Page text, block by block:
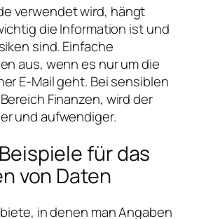
verwendet wird, hängt
die Information ist und
sind. Einfache
aus, wenn es nur um die
E-Mail geht. Bei sensiblen
Finanzen, wird der
und aufwendiger.
für das
von Daten
in denen man Angaben